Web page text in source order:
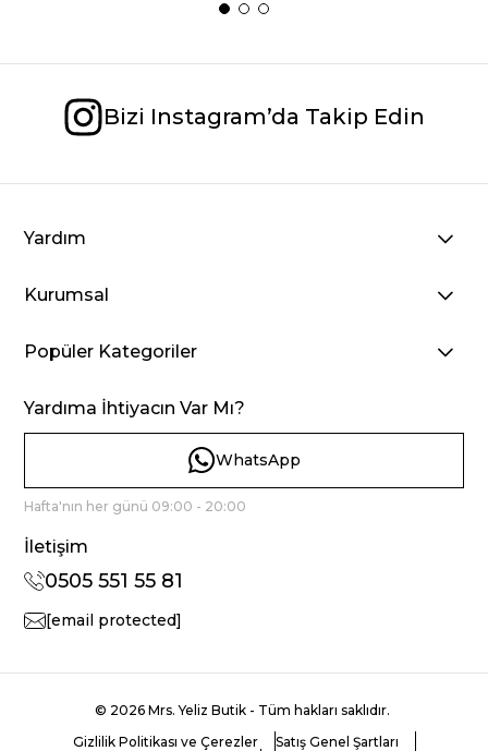
Bizi Instagram’da Takip Edin
Yardım
Kurumsal
Popüler Kategoriler
Yardıma İhtiyacın Var Mı?
WhatsApp
Hafta'nın her günü 09:00 - 20:00
İletişim
0505 551 55 81
[email protected]
© 2026 Mrs. Yeliz Butik - Tüm hakları saklıdır.
Gizlilik Politikası ve Çerezler
Satış Genel Şartları